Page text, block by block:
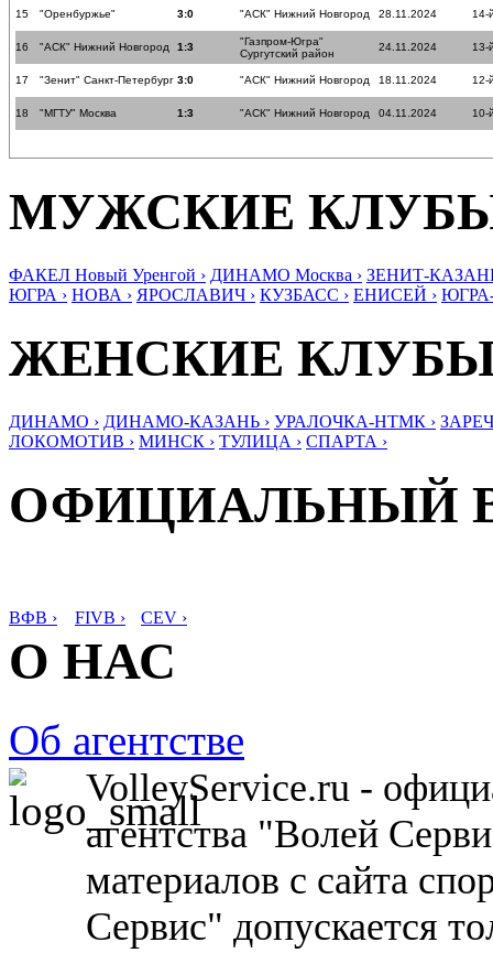
15 "Оренбуржье" 3:0 "АСК" Нижний Новгород 28.11.2024 14-
16 "АСК" Нижний Новгород 1:3
"Газпром-Югра"
Сургутский район
24.11.2024 13-
17 "Зенит" Санкт-Петербург 3:0 "АСК" Нижний Новгород 18.11.2024 12-
18 "МГТУ" Москва 1:3 "АСК" Нижний Новгород 04.11.2024 10-
МУЖСКИЕ
ФАКЕЛ Новый Уренгой › ДИНАМО Москва › ЗЕНИТ-
ЮГРА › НОВА › ЯРОСЛАВИЧ › КУЗБАСС › ЕНИСЕЙ ›
ЖЕНСКИЕ
ДИНАМО › ДИНАМО-КАЗАНЬ › УРАЛОЧКА-НТМК ›
ЛОКОМОТИВ › МИНСК › ТУЛИЦА › СПАРТА ›
ОФИЦИАЛЬНЫЙ
ВФВ › FIVB › CEV ›
О НАС
Об агентстве
VolleyService.ru -
агентства "Волей
материалов с сайта
Сервис" допускается